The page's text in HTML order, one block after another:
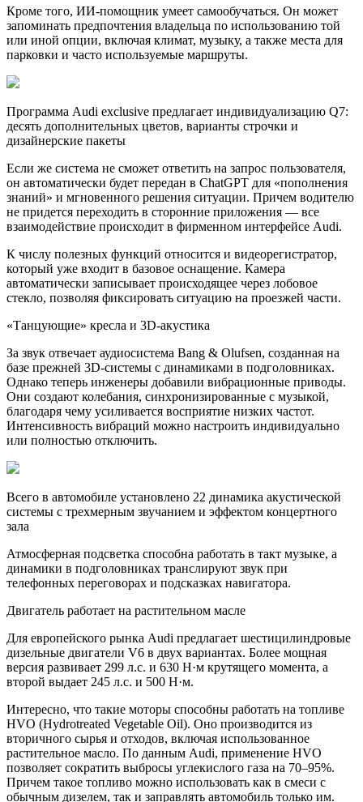
Кроме того, ИИ-помощник умеет самообучаться. Он может
запоминать предпочтения владельца по использованию той
или иной опции, включая климат, музыку, а также места для
парковки и часто используемые маршруты.
Программа Audi exclusive предлагает индивидуализацию Q7:
десять дополнительных цветов, варианты строчки и
дизайнерские пакеты
Если же система не сможет ответить на запрос пользователя,
он автоматически будет передан в ChatGPT для «пополнения
знаний» и мгновенного решения ситуации. Причем водителю
не придется переходить в сторонние приложения — все
взаимодействие происходит в фирменном интерфейсе Audi.
К числу полезных функций относится и видеорегистратор,
который уже входит в базовое оснащение. Камера
автоматически записывает происходящее через лобовое
стекло, позволяя фиксировать ситуацию на проезжей части.
«Танцующие» кресла и 3D-акустика
За звук отвечает аудиосистема Bang & Olufsen, созданная на
базе прежней 3D-системы с динамиками в подголовниках.
Однако теперь инженеры добавили вибрационные приводы.
Они создают колебания, синхронизированные с музыкой,
благодаря чему усиливается восприятие низких частот.
Интенсивность вибраций можно настроить индивидуально
или полностью отключить.
Всего в автомобиле установлено 22 динамика акустической
системы с трехмерным звучанием и эффектом концертного
зала
Атмосферная подсветка способна работать в такт музыке, а
динамики в подголовниках транслируют звук при
телефонных переговорах и подсказках навигатора.
Двигатель работает на растительном масле
Для европейского рынка Audi предлагает шестицилиндровые
дизельные двигатели V6 в двух вариантах. Более мощная
версия развивает 299 л.с. и 630 Н·м крутящего момента, а
второй выдает 245 л.с. и 500 Н·м.
Интересно, что такие моторы способны работать на топливе
HVO (Hydrotreated Vegetable Oil). Оно производится из
вторичного сырья и отходов, включая использованное
растительное масло. По данным Audi, применение HVO
позволяет сократить выбросы углекислого газа на 70–95%.
Причем такое топливо можно использовать как в смеси с
обычным дизелем, так и заправлять автомобиль только им.